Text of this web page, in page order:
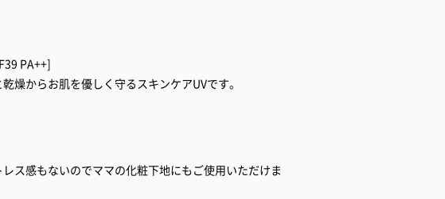
PA++]
燥からお肌を優しく守るスキンケアUVです。
ス感もないのでママの化粧下地にもご使用いただけま